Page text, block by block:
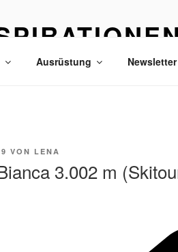
& Reisen
Ausrüstung Newsletter
VON LENA
3.002 m